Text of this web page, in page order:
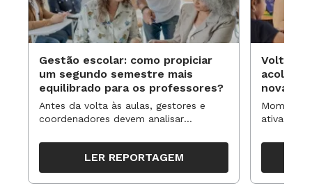
Gestão escolar: como propiciar
um segundo semestre mais
equilibrado para os professores?
Antes da volta às aulas, gestores e
coordenadores devem analisar
organizar ações para orientar o
trabalho pedagógico ao longo do
período
LER REPORTAGEM
Volta às
novas
ativa
propostas